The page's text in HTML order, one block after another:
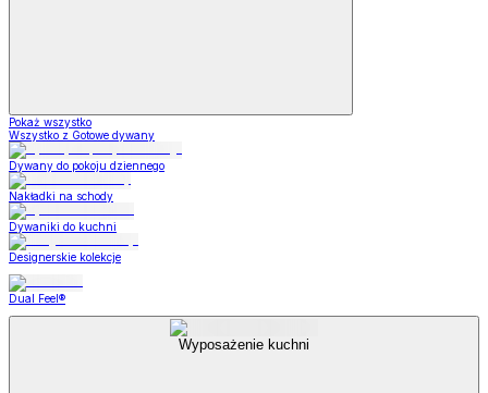
Pokaż wszystko
Wszystko z Gotowe dywany
Dywany do pokoju dziennego
Nakładki na schody
Dywaniki do kuchni
Designerskie kolekcje
Dual Feel®
Wyposażenie kuchni